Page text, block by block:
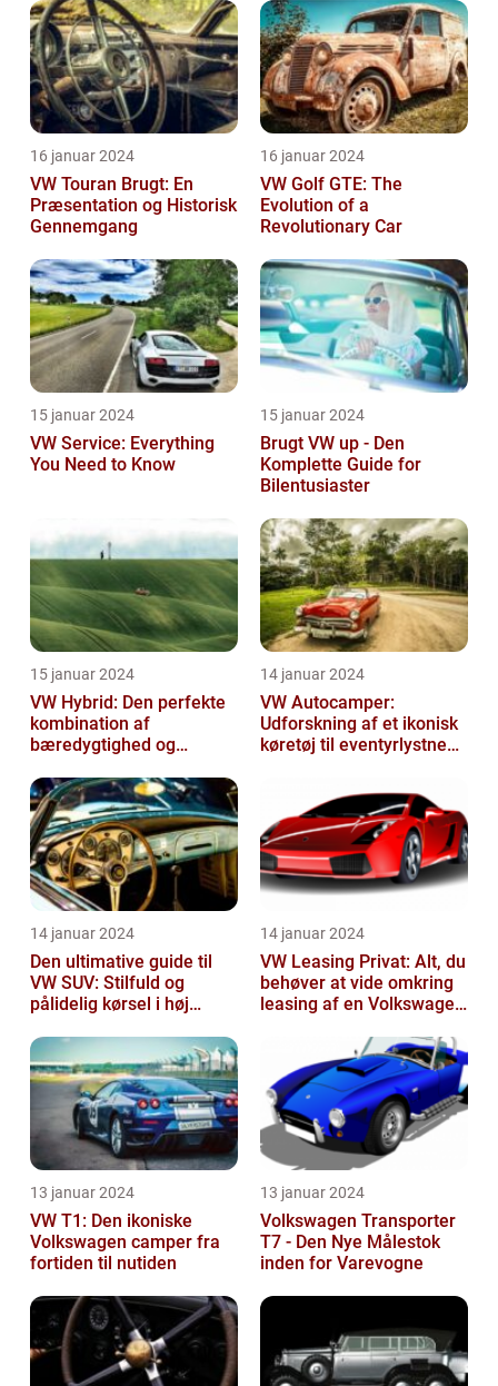
16 januar 2024
VW Touran Brugt: En
Præsentation og Historisk
Gennemgang
16 januar 2024
VW Golf GTE: The
Evolution of a
Revolutionary Car
15 januar 2024
VW Service: Everything
You Need to Know
15 januar 2024
Brugt VW up - Den
Komplette Guide for
Bilentusiaster
15 januar 2024
VW Hybrid: Den perfekte
kombination af
bæredygtighed og
14 januar 2024
VW Autocamper:
Udforskning af et ikonisk
køretøj til eventyrlystne
14 januar 2024
Den ultimative guide til
VW SUV: Stilfuld og
pålidelig kørsel i høj
14 januar 2024
VW Leasing Privat: Alt, du
behøver at vide omkring
leasing af en Volkswagen
13 januar 2024
VW T1: Den ikoniske
Volkswagen camper fra
fortiden til nutiden
13 januar 2024
Volkswagen Transporter
T7 - Den Nye Målestok
inden for Varevogne